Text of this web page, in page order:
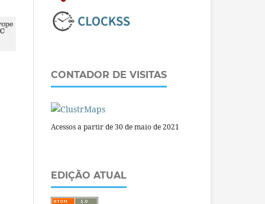
CONTADOR DE VISITAS
Acessos a partir de 30 de maio de 2021
EDIÇÃO ATUAL